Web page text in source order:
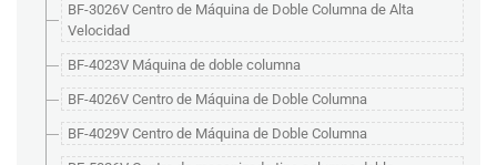
BF-3026V Centro de Máquina de Doble Columna de Alta
Velocidad
BF-4023V Máquina de doble columna
BF-4026V Centro de Máquina de Doble Columna
BF-4029V Centro de Máquina de Doble Columna